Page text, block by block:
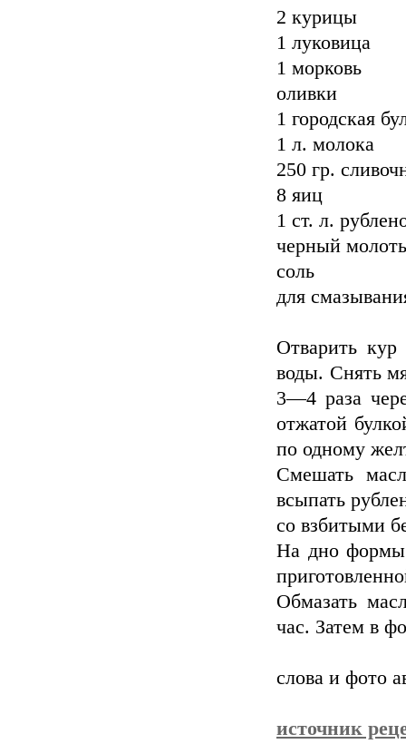
2 курицы
1 луковица
1 морковь
оливки
1 городская
1 л. молока
250 гр.
8 яиц
1 ст. л.
черный
соль
для
Отварить
воды. Снять
3—4 раза
отжатой
по одному
Смешать
всыпать
со взбитыми
На дно формы
Обмазать
час. Затем в
слова и фото
источник